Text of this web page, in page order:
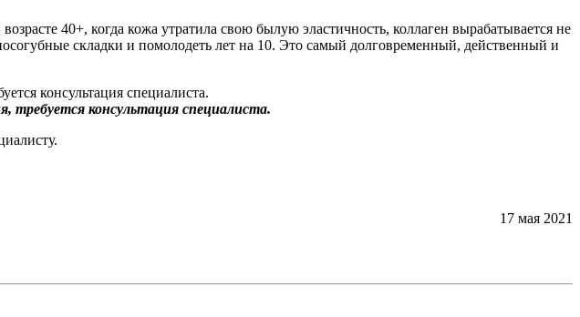
40+, когда кожа утратила свою былую эластичность, коллаген вырабатывается не
складки и помолодеть лет на 10. Это самый долговременный, действенный и
консультация специалиста.
17 мая 2021